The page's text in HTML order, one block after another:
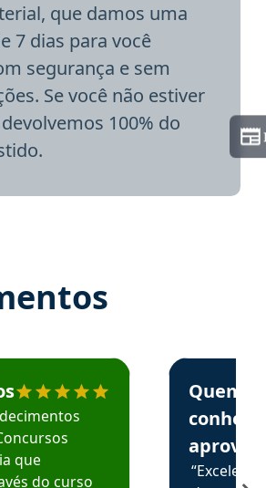
que damos uma
7 dias para você
segurança e sem
Se você não estiver
100% do
o Aprova Concursos em
que
do curso
Estudante
Quem
aprova